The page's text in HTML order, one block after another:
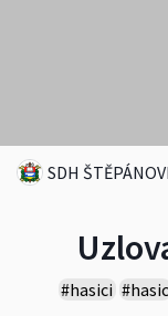
#hasici #hasic
SDH